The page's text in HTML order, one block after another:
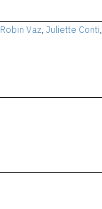
Robin Vaz, Juliette Conti,